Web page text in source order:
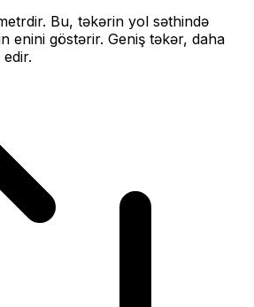
Bu, təkərin yol səthində
enini göstərir. Geniş təkər, daha